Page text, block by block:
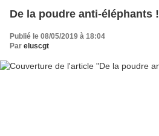
De la poudre anti-éléphants !
Publié le 08/05/2019 à 18:04
Par eluscgt